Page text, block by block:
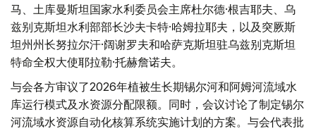
马、土库曼斯坦国家水利委员会主席杜尔德·根吉耶夫、乌
兹别克斯坦水利部部长沙夫卡特·哈姆拉耶夫，以及突厥斯
坦州州长努拉尔汗·阔谢罗夫和哈萨克斯坦驻乌兹别克斯坦
特命全权大使耶拉勒·托赫詹诺夫。
与会各方审议了2026年植被生长期锡尔河和阿姆河流域水
库运行模式及水资源分配限额。同时，会议讨论了制定锡尔
河流域水资源自动化核算系统实施计划的方案。与会代表批